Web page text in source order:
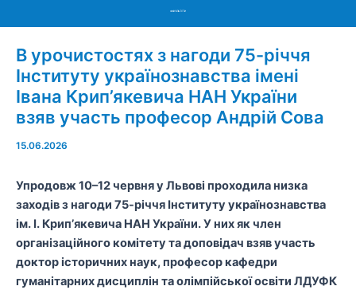
Menu
В урочистостях з нагоди 75-річчя
Інституту українознавства імені
Івана Крип’якевича НАН України
взяв участь професор Андрій Сова
15.06.2026
Упродовж 10–12 червня у Львові проходила низка
заходів з нагоди 75-річчя Інституту українознавства
ім. І. Крип’якевича НАН України. У них як член
організаційного комітету та доповідач взяв участь
доктор історичних наук, професор кафедри
гуманітарних дисциплін та олімпійської освіти ЛДУФК